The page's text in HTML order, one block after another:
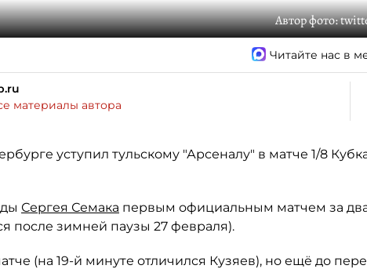
Автор фото:
Читайте нас в
материалы автора
уступил тульскому "Арсеналу" в матче 1/8
Сергея Семака первым официальным матчем за
после зимней паузы 27 февраля).
(на 19-й минуте отличился Кузяев), но ещё до